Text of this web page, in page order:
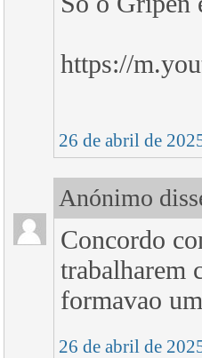
https://
26 de abril de
Anónimo
Concordo
trabalharem
formavao
26 de abril de